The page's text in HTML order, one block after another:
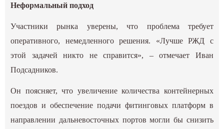
Неформальный подход
Участники рынка уверены, что проблема требует
оперативного, немедленного решения. «Лучше РЖД с
этой задачей никто не справится», – отмечает Иван
Подсадников.
Он поясняет, что увеличение количества контейнерных
поездов и обеспечение подачи фитинговых платформ в
направлении дальневосточных портов могли бы снизить